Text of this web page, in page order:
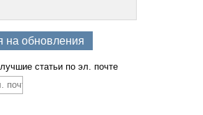
на обновления
статьи по эл. почте